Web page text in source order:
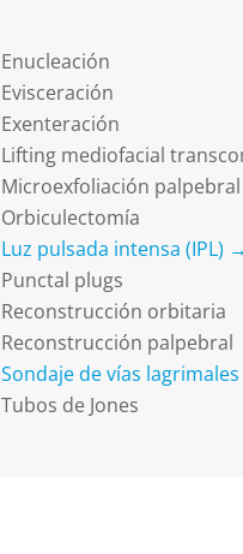
Enucleación
Evisceración
Exenteración
Lifting mediofacial
Microexfoliación palpebral
Orbiculectomía
Luz pulsada intensa (IPL) →
Punctal plugs
Reconstrucción orbitaria
Reconstrucción palpebral
Sondaje de vías
Tubos de Jones